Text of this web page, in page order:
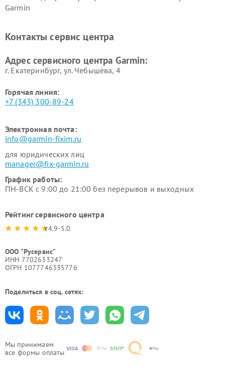
Мы принимаем
все формы оплаты
Garmin
Контакты сервис центра
Адрес сервисного центра Garmin:
г. Екатеринбург, ул. Чебышёва, 4
Горячая линия:
+7 (343) 300-89-24
Электронная почта:
info@garmin-fixim.ru
для юридических лиц
manager@fix-garmin.ru
График работы:
ПН-ВСК с 9:00 до 21:00 без перерывов и выходных
Рейтинг сервисного центра
4.9-5.0
ООО "Русервис"
ИНН 7702633247
ОГРН 1077746335776
Поделиться в соц. сетях: